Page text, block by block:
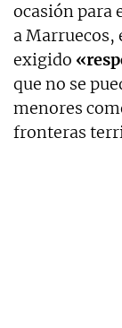
ocasión para
a Marruecos,
exigido
que no se
menores
fronteras